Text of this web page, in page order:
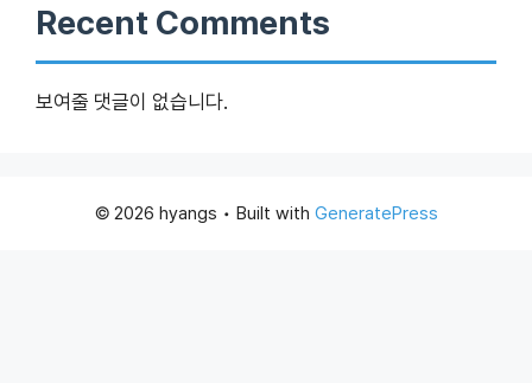
Recent Comments
보여줄 댓글이 없습니다.
© 2026 hyangs • Built with GeneratePress